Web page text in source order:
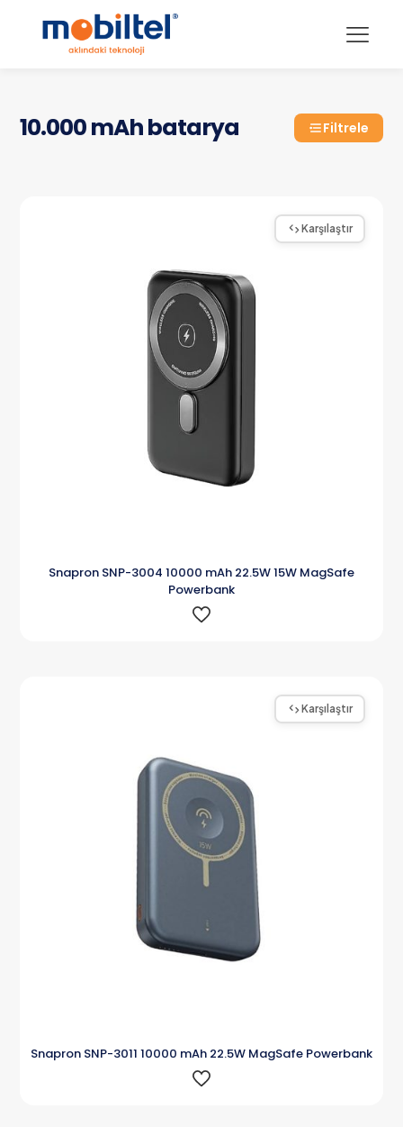
10.000 mAh batarya Filtrele
Karşılaştır
Snapron SNP-3004 10000 mAh 22.5W 15W MagSafe
Powerbank
Karşılaştır
Snapron SNP-3011 10000 mAh 22.5W MagSafe Powerbank